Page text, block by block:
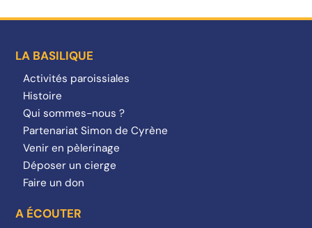
LA BASILIQUE
Activités paroissiales
Histoire
Qui sommes-nous ?
Partenariat Simon de Cyrène
Venir en pèlerinage
Déposer un cierge
Faire un don
A ÉCOUTER